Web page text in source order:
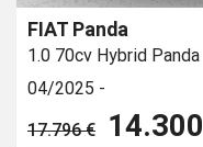
FIAT Panda
1.0 70cv Hybrid Panda
04/2025 -
17.796 €
14.300